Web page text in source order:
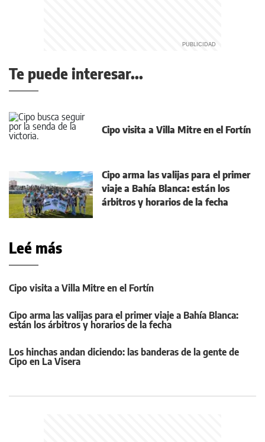
Te puede interesar...
Cipo visita a Villa Mitre en el Fortín
Cipo arma las valijas para el primer
viaje a Bahía Blanca: están los
árbitros y horarios de la fecha
Leé más
Cipo visita a Villa Mitre en el Fortín
Cipo arma las valijas para el primer viaje a Bahía Blanca:
están los árbitros y horarios de la fecha
Los hinchas andan diciendo: las banderas de la gente de
Cipo en La Visera